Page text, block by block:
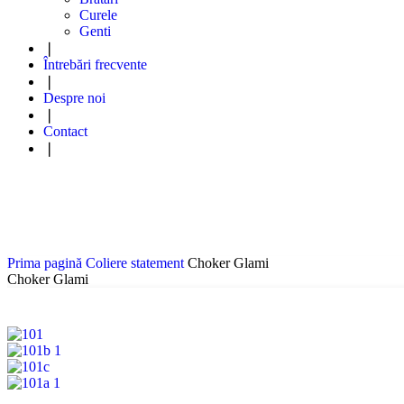
Curele
Genti
Întrebări frecvente
Despre noi
Contact
Prima pagină Coliere statement Choker Glami
Choker Glami